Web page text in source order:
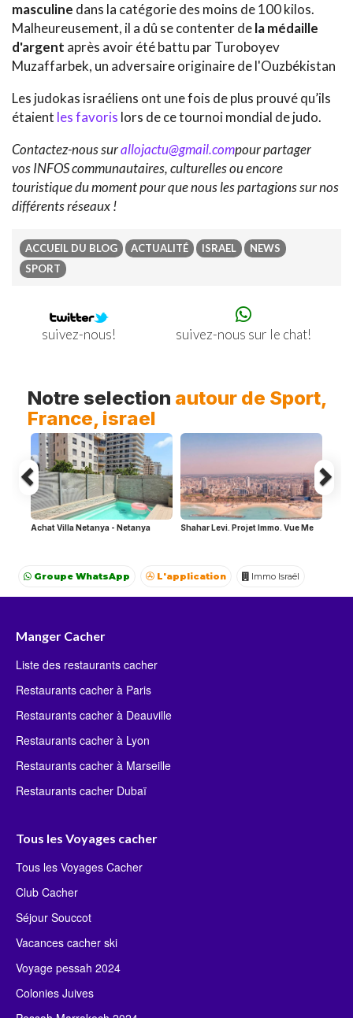
masculine dans la catégorie des moins de 100 kilos.
Malheureusement, il a dû se contenter dela médaille
d'argent après avoir été battu par Turoboyev
Muzaffarbek, un adversaire originaire de l'Ouzbékistan
Les judokas israéliens ont une fois de plus prouvé qu’ils
étaient les favoris lors de ce tournoi mondial de judo.
Contactez-nous surallojactu@gmail.compour partager
vos INFOS communautaires, culturelles ou encore
touristique du moment pour que nous les partagions sur nos
différents réseaux !
ACCUEIL DU BLOG ACTUALITÉ ISRAEL
NEWS
SPORT
suivez-nous! suivez-nous sur le chat!
Notre selection autour de Sport,
France, israel
Achat Villa Netanya - Netanya Shahar Levi. Projet Immo. Vue Me
Groupe WhatsApp L'application Immo Israël
Manger Cacher
Liste des restaurants cacher
Restaurants cacher à Paris
Restaurants cacher à Deauville
Restaurants cacher à Lyon
Restaurants cacher à Marseille
Restaurants cacher Dubaï
Tous les Voyages cacher
Tous les Voyages Cacher
Club Cacher
Séjour Souccot
Vacances cacher ski
Voyage pessah 2024
Colonies Juives